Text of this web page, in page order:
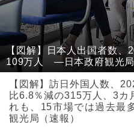
【図解】日本人出国者数
109万人 ―日本政府観光局
【図解】訪日外国人数、
比6.8％減の315万人、3カ
れも、15市場では過去
観光局（速報）